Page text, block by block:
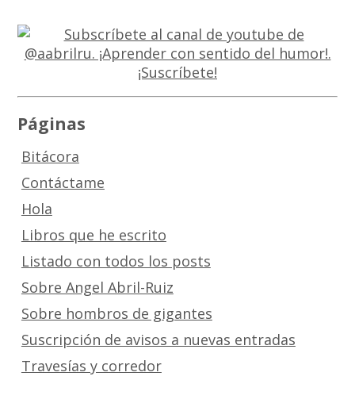
Páginas
Bitácora
Contáctame
Hola
Libros que he escrito
Listado con todos los posts
Sobre Angel Abril-Ruiz
Sobre hombros de gigantes
Suscripción de avisos a nuevas entradas
Travesías y corredor